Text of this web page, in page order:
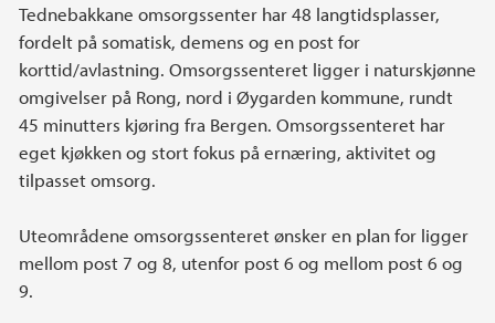
Tednebakkane omsorgssenter har 48 langtidsplasser,
fordelt på somatisk, demens og en post for
korttid/avlastning. Omsorgssenteret ligger i naturskjønne
omgivelser på Rong, nord i Øygarden kommune, rundt
45 minutters kjøring fra Bergen. Omsorgssenteret har
eget kjøkken og stort fokus på ernæring, aktivitet og
tilpasset omsorg.
Uteområdene omsorgssenteret ønsker en plan for ligger
mellom post 7 og 8, utenfor post 6 og mellom post 6 og
9.